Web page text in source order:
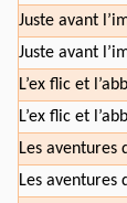
Juste avant
Juste avant
L’ex flic et
L’ex flic et
Les
Les